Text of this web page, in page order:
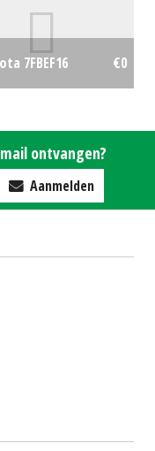
7FBEF16 €0
ontvangen?
Aanmelden